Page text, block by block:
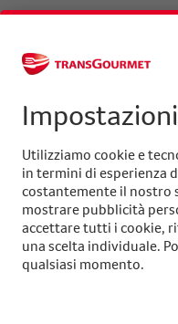
info@transgourmet.ch
Select
your
language
Seguiteci su